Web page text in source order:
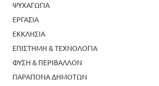
ΨΥΧΑΓΩΓΙΑ
ΕΡΓΑΣΙΑ
ΕΚΚΛΗΣΙΑ
ΕΠΙΣΤΗΜΗ & ΤΕΧΝΟΛΟΓΙΑ
ΦΥΣΗ & ΠΕΡΙΒΑΛΛΟΝ
ΠΑΡΑΠΟΝΑ ΔΗΜΟΤΩΝ